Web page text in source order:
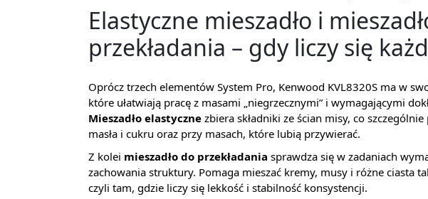
Elastyczne mieszadło i
przekładania – gdy liczy się
Oprócz trzech elementów System Pro, Kenwood KVL8320S ma w
które ułatwiają pracę z masami „niegrzecznymi” i wymagającymi
Mieszadło elastyczne zbiera składniki ze ścian misy, co
masła i cukru oraz przy masach, które lubią przywierać.
Z kolei mieszadło do przekładania sprawdza się w zadaniach
zachowania struktury. Pomaga mieszać kremy, musy i różne ciasta
czyli tam, gdzie liczy się lekkość i stabilność konsystencji.